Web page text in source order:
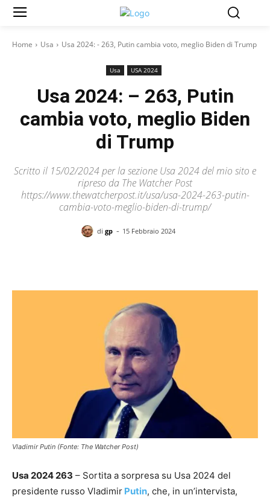
Home Usa Usa 2024: - 263, Putin cambia voto, meglio Biden di Trump
Usa USA 2024
Usa 2024: – 263, Putin
cambia voto, meglio Biden
di Trump
Scritto il 15/02/2024 per la sezione Usa 2024 del mio sito e
ripreso da The Watcher Post
https://www.thewatcherpost.it/usa/usa-2024-263-putin-
cambia-voto-meglio-biden-di-trump/
di gp - 15 Febbraio 2024
Vladimir Putin (Fonte: The Watcher Post)
Usa 2024 263 – Sortita a sorpresa su Usa 2024 del
presidente russo Vladimir Putin, che, in un’intervista,